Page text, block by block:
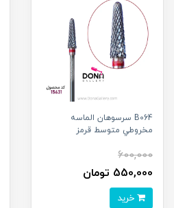
B064 سرسوهان الماسه
مخروطي متوسط قرمز
600,000
550,000 تومان